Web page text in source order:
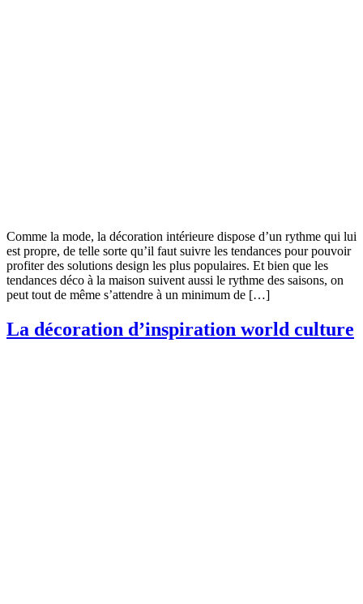
Comme la mode, la décoration intérieure dispose d’un rythme qui lui
est propre, de telle sorte qu’il faut suivre les tendances pour pouvoir
profiter des solutions design les plus populaires. Et bien que les
tendances déco à la maison suivent aussi le rythme des saisons, on
peut tout de même s’attendre à un minimum de […]
La décoration d’inspiration world culture